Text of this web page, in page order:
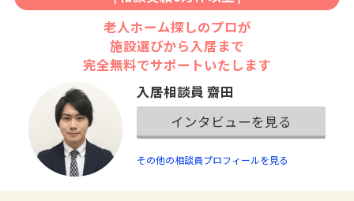
老人ホーム探しのプロが
施設選びから入居まで
完全無料でサポートいたします
入居相談員 齋田
インタビューを見る
その他の相談員プロフィールを見る